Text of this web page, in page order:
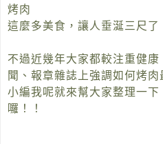
烤肉
這麼多美食，讓人垂涎三尺了
不過近幾年大家都較注重健
聞、報章雜誌上強調如何烤肉
小編我呢就來幫大家整理一
囉！！